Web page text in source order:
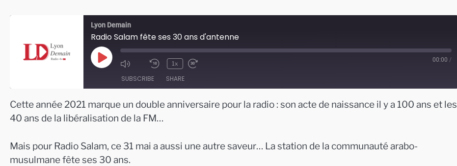
Lyon Demain
Radio Salam fête ses 30 ans d'antenne
Play
Episode
1x 00:00 /
SUBSCRIBE SHARE
RSS FEED
SHARE
EMBED
Cette année 2021 marque un double anniversaire pour la radio : son acte de naissance il y a 100 ans et les
40 ans de la libéralisation de la FM…
Mais pour Radio Salam, ce 31 mai a aussi une autre saveur… La station de la communauté arabo-
musulmane fête ses 30 ans.